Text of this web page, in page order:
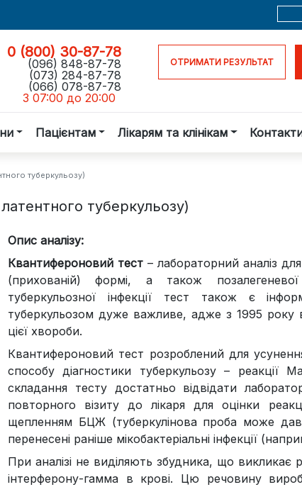
0 (800) 30-87-78
(096) 848-87-78
(073) 284-87-78
(066) 078-87-78
З 07:00 до 20:00
ОТРИМАТИ РЕЗУЛЬТАТ
Пацієнтам Лікарям та клінікам
туберкульозу)
туберкульозу)
Опис аналізу:
Квантифероновий тест – лабораторний аналіз
(прихованій) формі, а також
туберкульозної інфекції тест також є
туберкульозом дуже важливе, адже з 1995 року
цієї хвороби.
Квантифероновий тест розроблений для
способу діагностики туберкульозу – реакції
складання тесту достатньо відвідати
повторного візиту до лікаря для оцінки
щепленням БЦЖ (туберкулінова проба може
перенесені раніше мікобактеріальні інфекції
При аналізі не виділяють збудника, що
інтерферону-гамма в крові. Цю речовину